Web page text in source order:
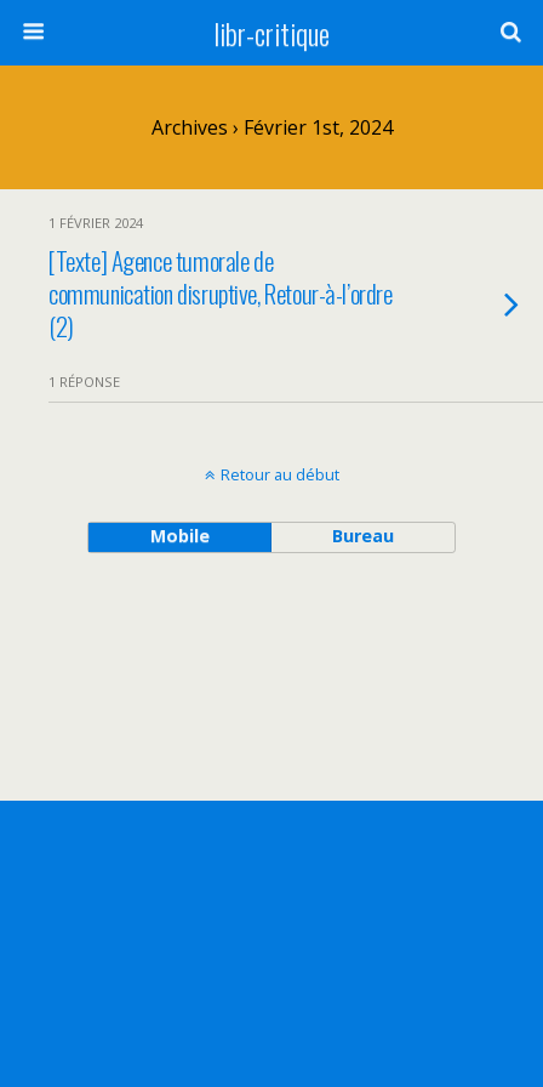
libr-critique
Archives › Février 1st, 2024
1 FÉVRIER 2024
[Texte] Agence tumorale de
communication disruptive, Retour-à-l’ordre
(2)
1 RÉPONSE
Retour au début
Mobile Bureau